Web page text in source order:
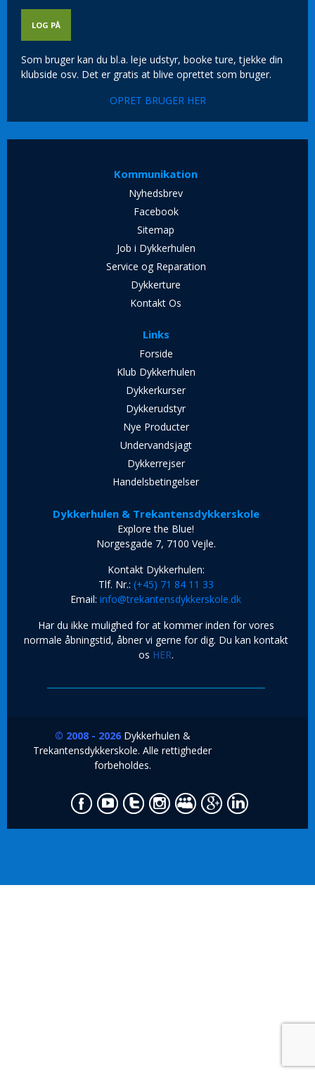
Som bruger kan du bl.a. leje udstyr, booke ture, tjekke din
klubside osv. Det er gratis at blive oprettet som bruger.
OPRET BRUGER HER
Kommunikation
Nyhedsbrev
Facebook
Sitemap
Job i Dykkerhulen
Service og Reparation
Dykkerture
Kontakt Os
Links
Forside
Klub Dykkerhulen
Dykkerkurser
Dykkerudstyr
Nye Producter
Undervandsjagt
Dykkerrejser
Handelsbetingelser
Dykkerhulen & Trekantensdykkerskole
Explore the Blue!
Norgesgade 7, 7100 Vejle.
Kontakt Dykkerhulen:
Tlf. Nr.: (+45) 71 84 11 33
Email: info@trekantensdykkerskole.dk
Har du ikke mulighed for at kommer inden for vores
normale åbningstid, åbner vi gerne for dig. Du kan kontakt
os HER.
© 2008 - 2026 Dykkerhulen &
Trekantensdykkerskole. Alle rettigheder
forbeholdes.